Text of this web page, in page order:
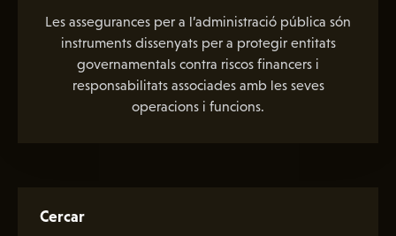
Les assegurances per a l’administració pública són
instruments dissenyats per a protegir entitats
governamentals contra riscos financers i
responsabilitats associades amb les seves
operacions i funcions.
Cercar